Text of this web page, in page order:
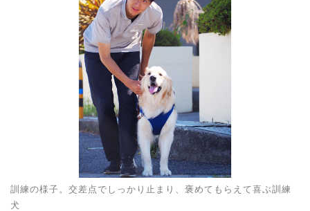
訓練の様子。交差点でしっかり止まり、褒めてもらえて喜ぶ訓練
犬